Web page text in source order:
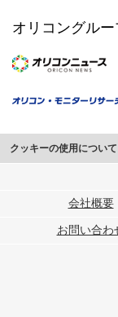
オリコングルー
クッキーの使用について
このサイトでは Cookie
行っています。
メディアや広告配信、
各パートナーは、この
ユーザーが各パートナ
会社概要
お問い合わ